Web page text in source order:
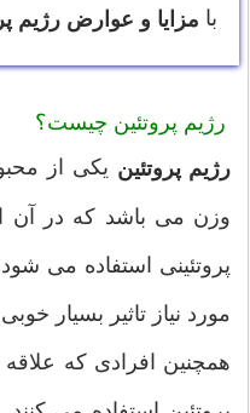
با مزایا و عوارض رژیم
رژیم پروتئین چیست؟
رژیم پروتئین یکی از
وزن می باشد که در آن
پروتئینی استفاده می
مورد نیاز تاثیر بسیار
همچنین افرادی که